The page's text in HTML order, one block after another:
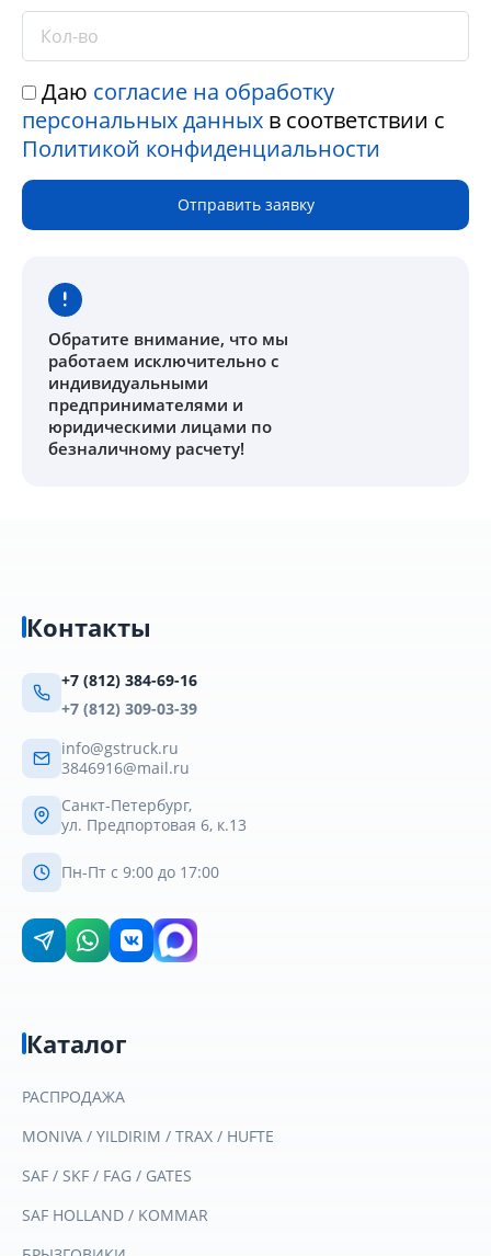
Даю согласие на обработку
персональных данных в соответствии с
Политикой конфиденциальности
Отправить заявку
Обратите внимание, что мы
работаем исключительно с
индивидуальными
предпринимателями и
юридическими лицами по
безналичному расчету!
Контакты
+7 (812) 384-69-16
+7 (812) 309-03-39
info@gstruck.ru
3846916@mail.ru
Санкт-Петербург,
ул. Предпортовая 6, к.13
Пн-Пт с 9:00 до 17:00
Каталог
РАСПРОДАЖА
MONIVA / YILDIRIM / TRAX / HUFTE
SAF / SKF / FAG / GATES
SAF HOLLAND / KOMMAR